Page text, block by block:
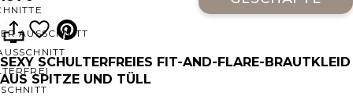
AUSSCHNITT
SEXY SCHULTERFREIES FIT-AND-FLARE-BRAUTKLEID
AUS SPITZE UND TÜLL